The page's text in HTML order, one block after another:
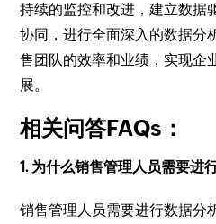
持续的监控和改进，建立数据
协同，进行全面深入的数据分
售团队的效率和业绩，实现企
展。
相关问答FAQs：
1. 为什么销售管理人员需要进
销售管理人员需要进行数据分